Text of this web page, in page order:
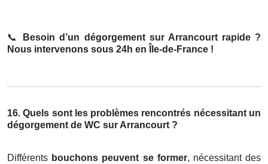
📞
Besoin d’un dégorgement sur Arrancourt rapide ?
Nous intervenons sous 24h en Île-de-France !
16. Quels sont les problèmes rencontrés nécessitant un
dégorgement de WC sur Arrancourt ?
Différents bouchons peuvent se former, nécessitant des